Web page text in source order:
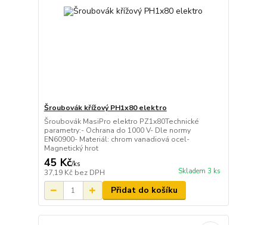
Šroubovák křížový PH1x80 elektro
Šroubovák MasiPro elektro PZ1x80Technické
parametry:- Ochrana do 1000 V- Dle normy
EN60900- Materiál: chrom vanadiová ocel-
Magnetický hrot
45 Kč/ks
37,19 Kč bez DPH Skladem 3 ks
Přidat do košíku